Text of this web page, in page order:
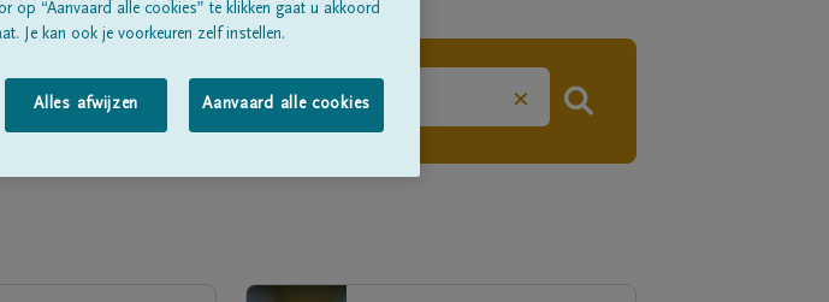
×
op “Aanvaard alle cookies” te klikken gaat u akkoord
Je kan ook je voorkeuren zelf instellen.
Alles afwijzen Aanvaard alle cookies